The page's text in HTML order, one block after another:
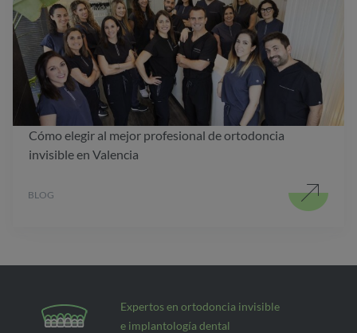
Cómo elegir al mejor profesional de ortodoncia
invisible en Valencia
BLOG
Expertos en ortodoncia invisible
e implantología dental